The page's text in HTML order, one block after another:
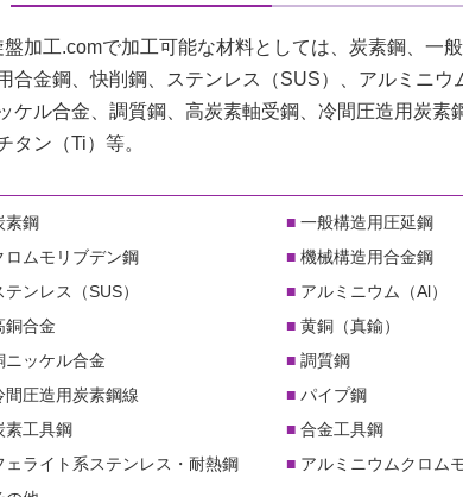
加工.comで加工可能な材料としては、炭素鋼、一
合金鋼、快削鋼、ステンレス（SUS）、アルミニウ
ケル合金、調質鋼、高炭素軸受鋼、冷間圧造用炭
タン（Ti）等。
素鋼 一般構造用圧延鋼
ロムモリブデン鋼
機械構造用合金鋼
テンレス（SUS）
アルミニウム（Al）
銅合金
黄銅（真鍮）
ニッケル合金
調質鋼
間圧造用炭素鋼線
パイプ鋼
素工具鋼
合金工具鋼
ェライト系ステンレス・耐熱鋼
アルミニウムクロム